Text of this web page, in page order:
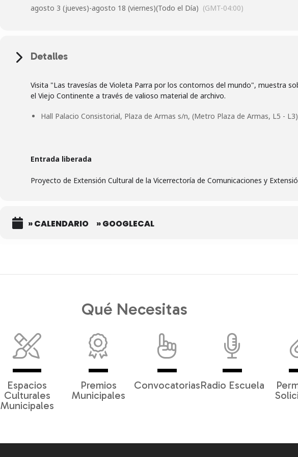
agosto 3 (jueves)-agosto 18 (viernes)(Todo el Día) (GMT-04:00)
Detalles
Visita "Las travesías de Violeta Parra por los contornos del mundo", muestra
Hall Palacio Consistorial, Plaza de Armas s/n, (Metro Plaza de Armas, L5 -
Entrada liberada
Proyecto de Extensión Cultural de la Vicerrectoría de Comunicaciones y
» CALENDARIO » GOOGLECAL
Qué Necesitas
Espacios
Culturales
Municipales
Premios
Municipales
ConvocatoriasRadio Escuela